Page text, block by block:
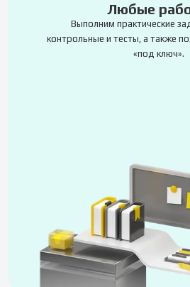
Любые
Выполним практические
контрольные и тесты, а также
«под ключ».